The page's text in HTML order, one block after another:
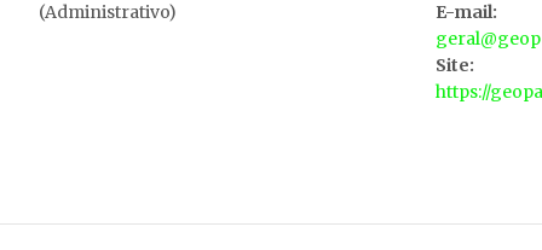
(Administrativo)
E-mail:
Site:
https://